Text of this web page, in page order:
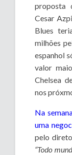
proposta
Cesar
Blues
milhões
espanhol
valor
Chelsea
nos
Na
uma
pelo
“Todo